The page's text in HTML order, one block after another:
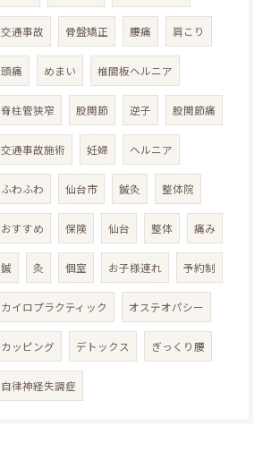
交通事故 骨盤矯正 腰痛 肩こり
頭痛 めまい 椎間板ヘルニア
脊柱管狭窄 股関節 逆子 股関節痛
交通事故施術 妊婦 ヘルニア
ふわふわ 仙台市 鍼灸 整体院
おすすめ 保険 仙台 整体 痛み
鍼 灸 個室 お子様連れ 予約制
カイロプラクティック オステオパシー
カッピング デトックス ぎっくり腰
自律神経失調症